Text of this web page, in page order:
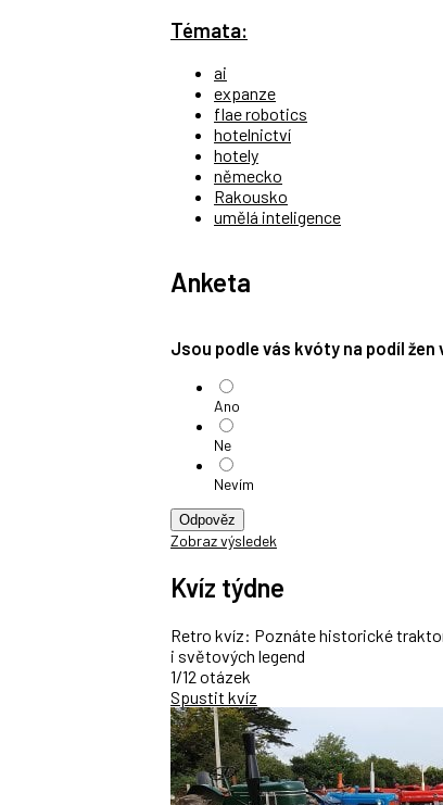
Témata:
ai
expanze
flae robotics
hotelnictví
hotely
německo
Rakousko
umělá inteligence
Anketa
Jsou podle vás kvóty na podíl
Ano
Ne
Nevím
Odpověz
Zobraz výsledek
Kvíz týdne
Retro kvíz: Poznáte historické
i světových legend
1/12 otázek
Spustit kvíz